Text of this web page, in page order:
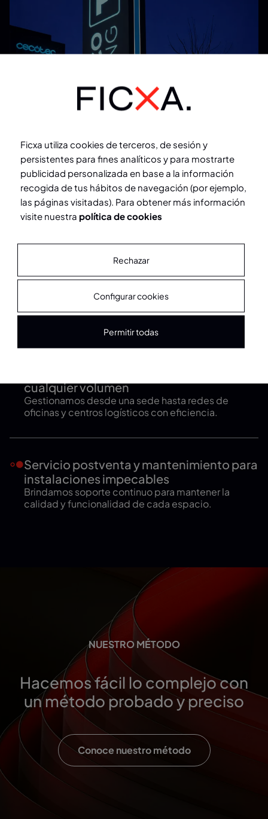
04
Soluciones integrales
Expansión y modernización sin
complicaciones
Renovamos espacios alineados con los objetivos
cualquier volumen
Gestionamos desde una sede hasta redes de
oficinas y centros logísticos con eficiencia.
Servicio postventa y mantenimiento para
instalaciones impecables
Brindamos soporte continuo para mantener la
calidad y funcionalidad de cada espacio.
NUESTRO MÉTODO
Hacemos fácil lo complejo con
un método probado y preciso
Conoce nuestro método
Ficxa utiliza cookies de terceros, de sesión y
persistentes para fines analíticos y para mostrarte
publicidad personalizada en base a la información
recogida de tus hábitos de navegación (por ejemplo,
las páginas visitadas). Para obtener más información
visite nuestra política de cookies
Rechazar
Configurar cookies
Permitir todas